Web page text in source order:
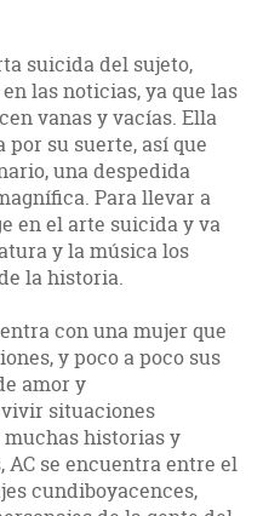
suicida del sujeto,
las noticias, ya que las
vanas y vacías. Ella
su suerte, así que
una despedida
Para llevar a
en el arte suicida y va
y la música los
la historia.
con una mujer que
y poco a poco sus
amor y
situaciones
historias y
AC se encuentra entre el
cundiboyacences,